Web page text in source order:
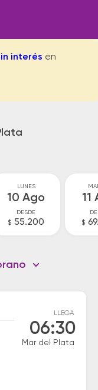
interés en
LUNES
10 Ago
DESDE
$ 55.200
11
$
LLEGA
06:30
Mar del Plata